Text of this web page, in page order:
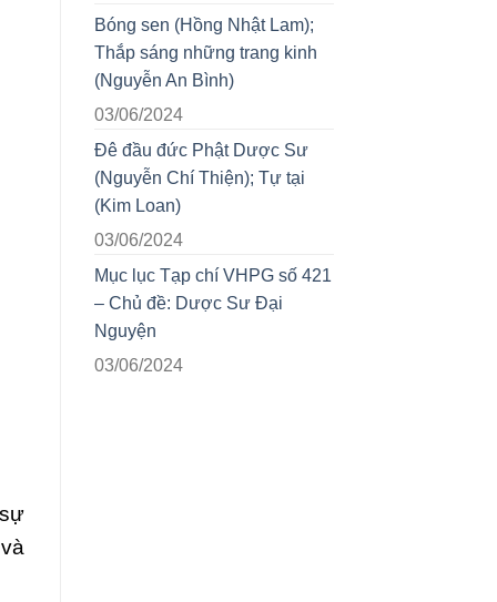
Bóng sen (Hồng Nhật Lam);
Thắp sáng những trang kinh
(Nguyễn An Bình)
03/06/2024
Đê đầu đức Phật Dược Sư
(Nguyễn Chí Thiện); Tự tại
(Kim Loan)
03/06/2024
Mục lục Tạp chí VHPG số 421
– Chủ đề: Dược Sư Đại
Nguyện
03/06/2024